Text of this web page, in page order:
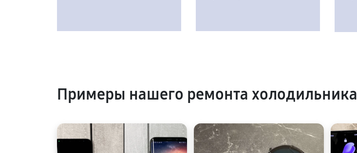
Примеры нашего ремонта холодильника